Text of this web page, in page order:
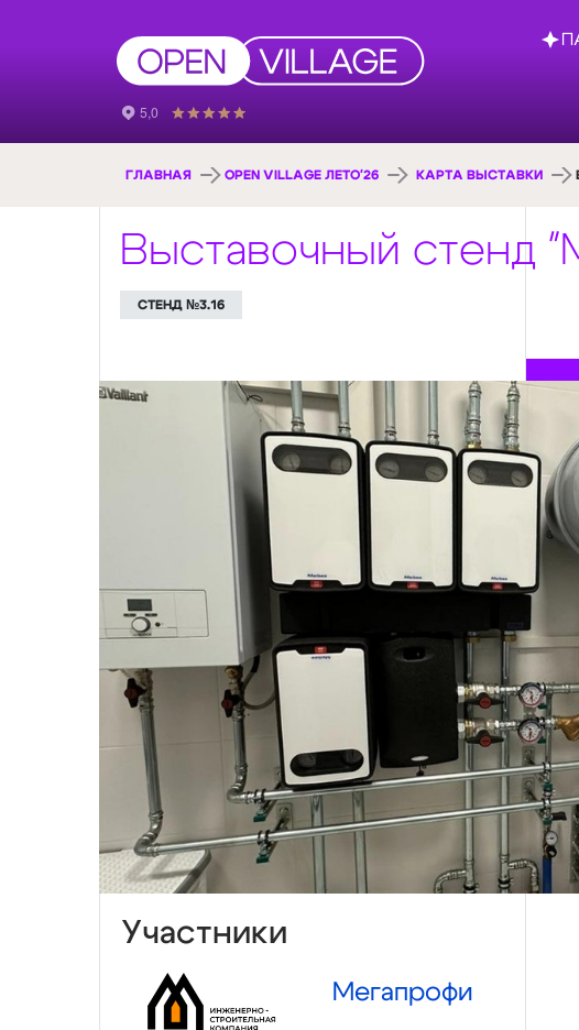
ГЛАВНАЯ OPEN VILLAGE ЛЕТО'26 КАРТА ВЫСТАВКИ
Выставочный стенд
СТЕНД №3.16
Участники
Мегапрофи